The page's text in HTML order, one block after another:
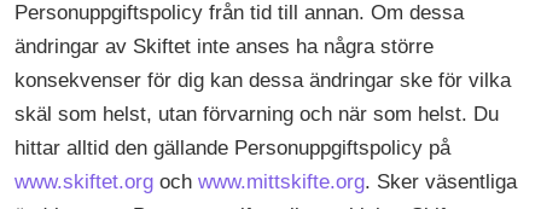
Personuppgiftspolicy från tid till annan. Om dessa
ändringar av Skiftet inte anses ha några större
konsekvenser för dig kan dessa ändringar ske för vilka
skäl som helst, utan förvarning och när som helst. Du
hittar alltid den gällande Personuppgiftspolicy på
www.skiftet.org och www.mittskifte.org. Sker väsentliga